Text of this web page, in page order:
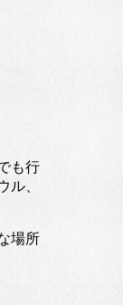
も行
ル、
場所